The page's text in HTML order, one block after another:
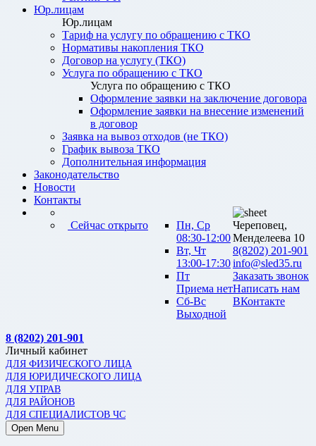
Юр.лицам
Юр.лицам
Тариф на услугу по обращению с ТКО
Нормативы накопления ТКО
Договор на услугу (ТКО)
Услуга по обращению с ТКО
Услуга по обращению с ТКО
Оформление заявки на заключение договора
Оформление заявки на внесение изменений
в договор
Заявка на вывоз отходов (не ТКО)
График вывоза ТКО
Дополнительная информация
Законодательство
Новости
Контакты
Сейчас открыто
Пн, Ср
08:30-12:00
Вт, Чт
13:00-17:30
Пт
Приема нет
Сб-Вс
Выходной
Череповец,
Менделеева 10
8(8202) 201-901
info@sled35.ru
Заказать звонок
Написать нам
ВКонтакте
8 (8202) 201-901
Личный кабинет
ДЛЯ ФИЗИЧЕСКОГО ЛИЦА
ДЛЯ ЮРИДИЧЕСКОГО ЛИЦА
ДЛЯ УПРАВ
ДЛЯ РАЙОНОВ
ДЛЯ СПЕЦИАЛИСТОВ ЧС
Open Menu